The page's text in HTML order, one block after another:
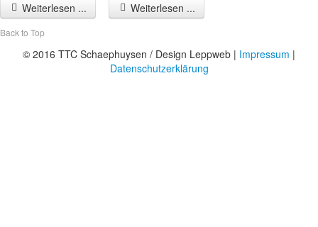
Weiterlesen ... Weiterlesen ...
Back to Top
© 2016 TTC Schaephuysen / Design Leppweb | Impressum |
Datenschutzerklärung